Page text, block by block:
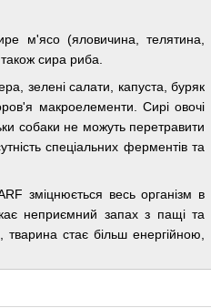
м'ясо (яловичина, телятина,
сира риба.
зелені салати, капуста, буряк
макроелементи. Сирі овочі
собаки не можуть перетравити
спеціальних ферментів та
зміцнюється весь організм в
неприємний запах з пащі та
тварина стає більш енергійною,